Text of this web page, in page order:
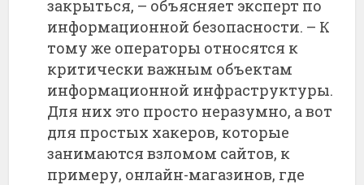
закрыться, – объясняет эксперт по
информационной безопасности. – К
тому же операторы относятся к
критически важным объектам
информационной инфраструктуры.
Для них это просто неразумно, а вот
для простых хакеров, которые
занимаются взломом сайтов, к
примеру, онлайн-магазинов, где